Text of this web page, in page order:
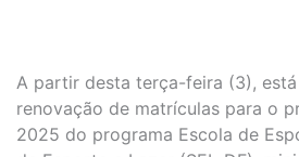
A partir desta terça-feira (3),
renovação de matrículas para o
2025 do programa Escola de